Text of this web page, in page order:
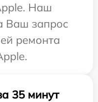
Наш
Ваш запрос
ремонта
35 минут